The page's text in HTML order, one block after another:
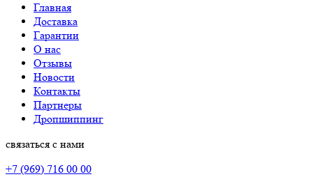
Главная
Доставка
Гарантии
О нас
Отзывы
Новости
Контакты
Партнеры
Дропшиппинг
связаться с нами
+7 (969) 716 00 00